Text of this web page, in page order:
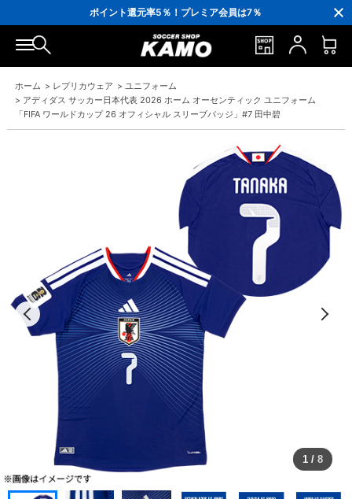
ポイント還元率5％！プレミア会員は7％
会員の方にはお誕生月に「10％OFFクーポン」プレゼント！
16,000円(税込)以上でシューズケースプレゼント！
3,300円(税込)以上で送料無料！
ホーム > レプリカウェア > ユニフォーム
> アディダス サッカー日本代表 2026 ホーム オーセンティック ユニフォーム
「FIFA ワールドカップ 26 オフィシャル スリーブバッジ」#7 田中碧
1 / 8